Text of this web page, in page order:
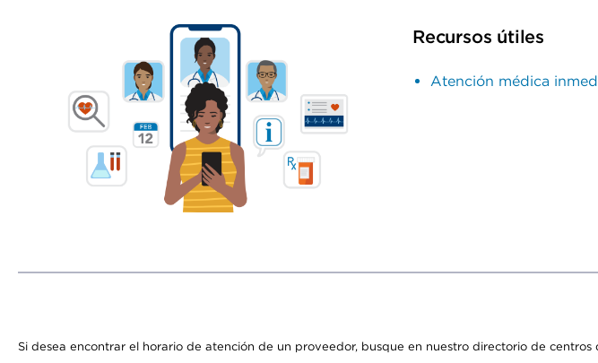
Recursos útiles
Atención médica
Si desea encontrar el horario de atención de un proveedor, busque en nuestro directorio de centros